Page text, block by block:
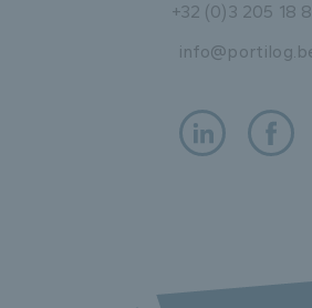
+32 (0)3 205 18